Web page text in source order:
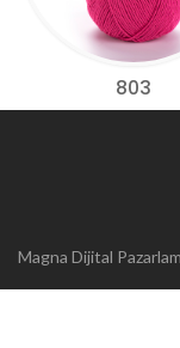
803
Web
Magna Dijital